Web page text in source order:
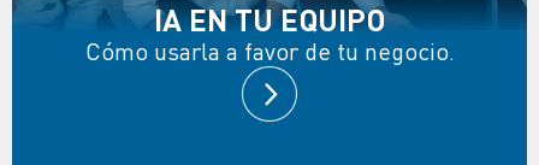
IA EN TU EQUIPO
Cómo usarla a favor de tu negocio.